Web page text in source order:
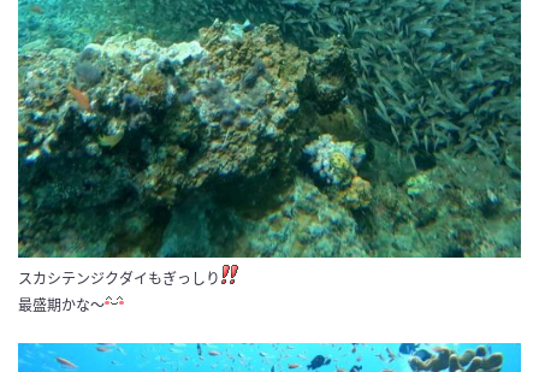
スカシテンジクダイもぎっしり
最盛期かな～